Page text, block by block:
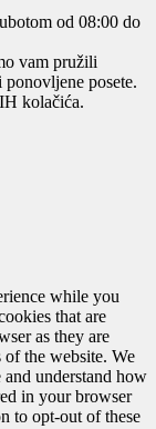
od 08:00 do
vam pružili
posete.
kolačića.
while you
that are
as they are
the website. We
understand how
in your browser
to opt-out of these